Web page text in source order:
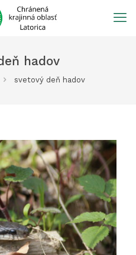
hadov
svetový deň hadov